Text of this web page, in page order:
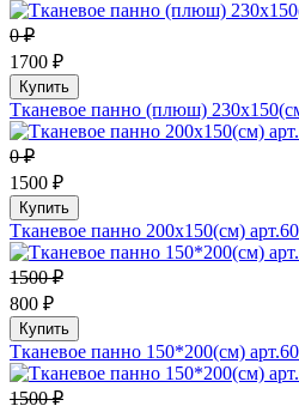
0 ₽
1700 ₽
Купить
Тканевое панно (плюш)
0 ₽
1500 ₽
Купить
Тканевое панно 200х150(см)
1500 ₽
800 ₽
Купить
Тканевое панно 150*200(см)
1500 ₽